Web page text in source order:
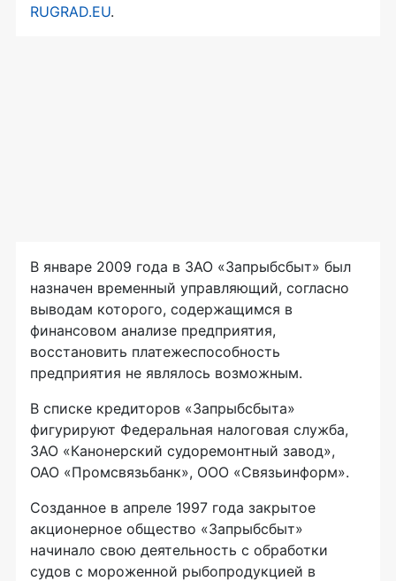
RUGRAD.EU.
В январе 2009 года в ЗАО «Запрыбсбыт» был
назначен временный управляющий, согласно
выводам которого, содержащимся в
финансовом анализе предприятия,
восстановить платежеспособность
предприятия не являлось возможным.
В списке кредиторов «Запрыбсбыта»
фигурируют Федеральная налоговая служба,
ЗАО «Канонерский судоремонтный завод»,
ОАО «Промсвязьбанк», ООО «Связьинформ».
Созданное в апреле 1997 года закрытое
акционерное общество «Запрыбсбыт»
начинало свою деятельность с обработки
судов с мороженной рыбопродукцией в